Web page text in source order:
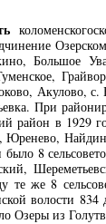
Большое
Акулово,
При
район в 1929
было 8
те же 8
волости
Озеры из